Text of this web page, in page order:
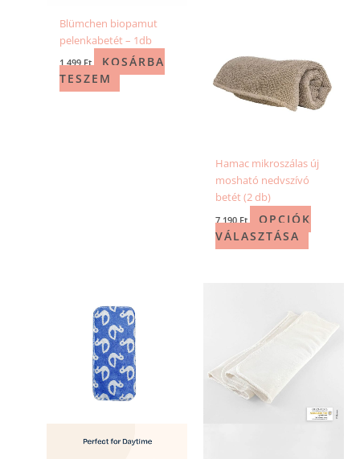
Blümchen biopamut
pelenkabetét – 1db
1 499 Ft
KOSÁRBA
TESZEM
Hamac mikroszálas új
mosható nedvszívó
betét (2 db)
7 190 Ft
OPCIÓK
VÁLASZTÁSA
ki
-
több
variációja
változatok
a